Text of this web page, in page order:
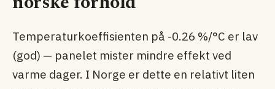
Temperaturkoeffisienten på -0.26 %/°C er lav
(god) — panelet mister mindre effekt ved
varme dager. I Norge er dette en relativt liten